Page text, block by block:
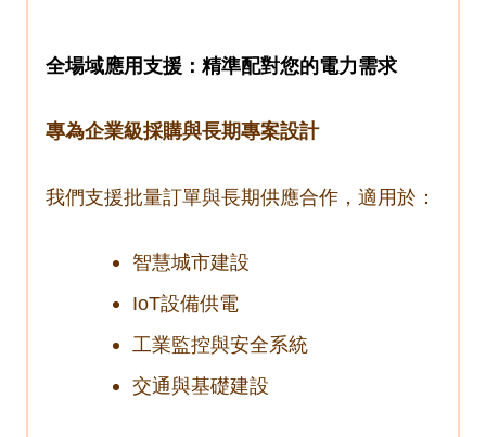
全場域應用支援：精準配對您的電力需求
專為企業級採購與長期專案設計
我們支援批量訂單與長期供應合作，適用於：
智慧城市建設
IoT設備供電
工業監控與安全系統
交通與基礎建設